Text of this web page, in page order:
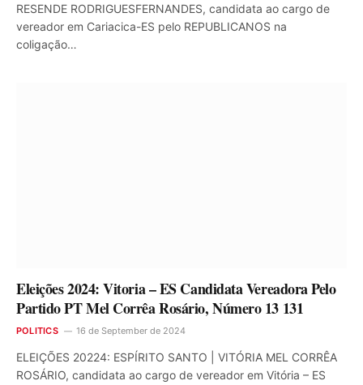
RESENDE RODRIGUESFERNANDES, candidata ao cargo de
vereador em Cariacica-ES pelo REPUBLICANOS na
coligação…
Eleições 2024: Vitoria – ES Candidata Vereadora Pelo
Partido PT Mel Corrêa Rosário, Número 13 131
POLITICS 16 de September de 2024
ELEIÇÕES 20224: ESPÍRITO SANTO | VITÓRIA MEL CORRÊA
ROSÁRIO, candidata ao cargo de vereador em Vitória – ES